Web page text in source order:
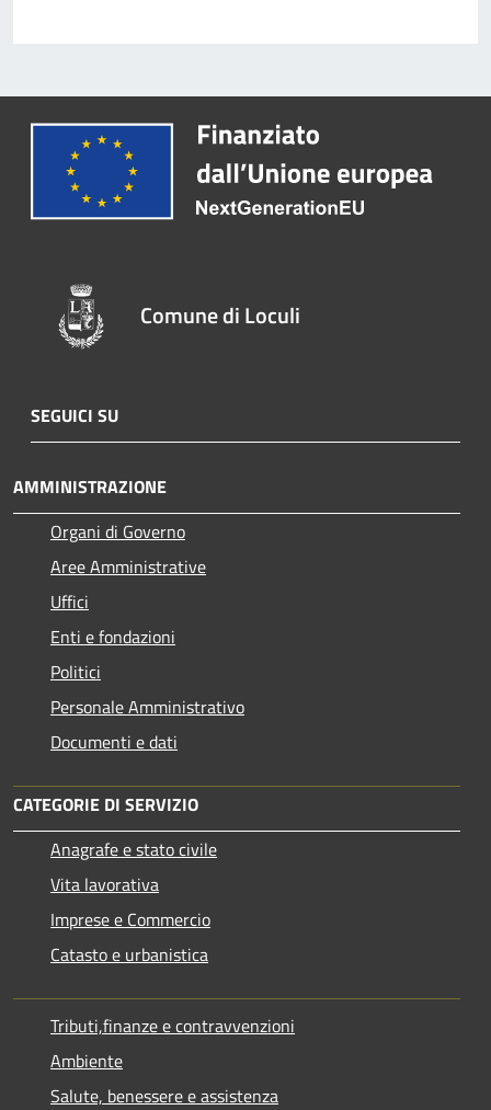
Comune di Loculi
SEGUICI SU
AMMINISTRAZIONE
Organi di Governo
Aree Amministrative
Uffici
Enti e fondazioni
Politici
Personale Amministrativo
Documenti e dati
CATEGORIE DI SERVIZIO
Anagrafe e stato civile
Vita lavorativa
Imprese e Commercio
Catasto e urbanistica
Tributi,finanze e contravvenzioni
Ambiente
Salute, benessere e assistenza